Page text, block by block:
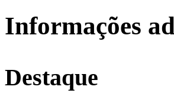
Informações
Destaque